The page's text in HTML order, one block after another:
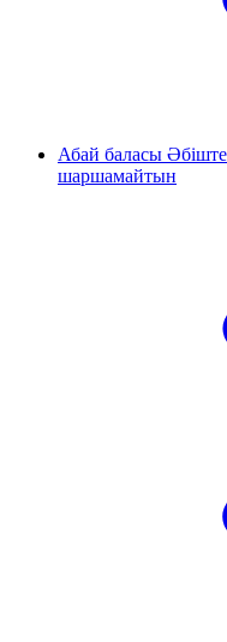
Абай баласы
шаршамайтын